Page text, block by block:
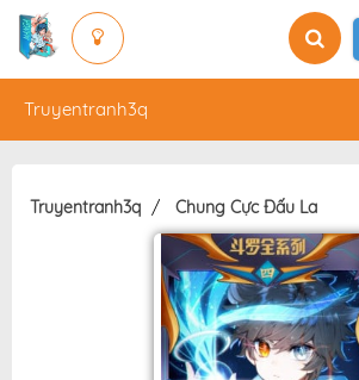
Truyentranh3q
Truyentranh3q Chung Cực Đấu La